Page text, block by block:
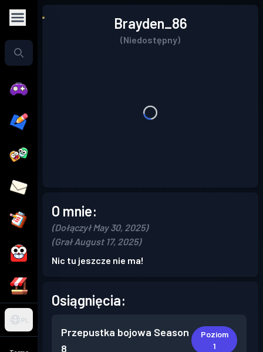
PL
Brayden_86
(Niedostępny)
O mnie:
(Dołączył May 30, 2025)
(Grał August 17, 2025)
Nic tu jeszcze nie ma!
Osiągnięcia:
Przepustka bojowa Season
8
Poziom
1